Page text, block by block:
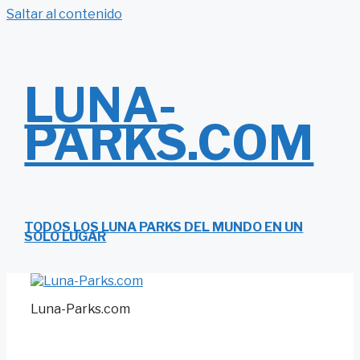
Saltar al contenido
LUNA-
PARKS.COM
TODOS LOS LUNA PARKS DEL MUNDO EN UN
SOLO LUGAR
Luna-Parks.com